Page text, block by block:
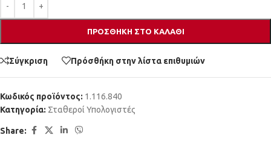
ΠΡΟΣΘΉΚΗ ΣΤΟ ΚΑΛΆΘΙ
Σύγκριση Πρόσθήκη στην λίστα επιθυμιών
Κωδικός προϊόντος: 1.116.840
Κατηγορία: Σταθεροί Υπολογιστές
Share: